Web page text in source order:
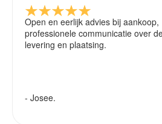
Open en eerlijk advies bij aankoop,
professionele communicatie over
levering en plaatsing.
- Josee.